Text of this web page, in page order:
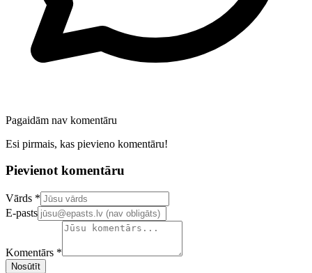
Pagaidām nav komentāru
Esi pirmais, kas pievieno komentāru!
Pievienot komentāru
Confirm your email address
Vārds *
E-pasts
Komentārs *
Nosūtīt